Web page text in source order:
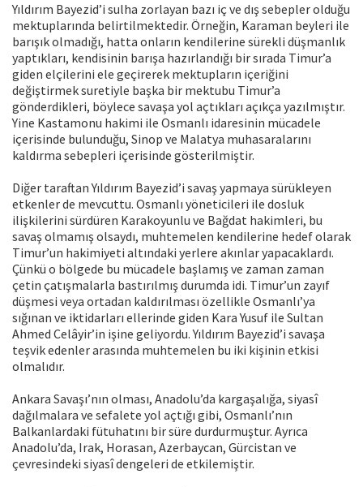
Yıldırım Bayezid’i sulha zorlayan bazı iç ve dış sebepler olduğu
mektuplarında belirtilmektedir. Örneğin, Karaman beyleri ile
barışık olmadığı, hatta onların kendilerine sürekli düşmanlık
yaptıkları, kendisinin barışa hazırlandığı bir sırada Timur’a
giden elçilerini ele geçirerek mektupların içeriğini
değiştirmek suretiyle başka bir mektubu Timur’a
gönderdikleri, böylece savaşa yol açtıkları açıkça yazılmıştır.
Yine Kastamonu hakimi ile Osmanlı idaresinin mücadele
içerisinde bulunduğu, Sinop ve Malatya muhasaralarını
kaldırma sebepleri içerisinde gösterilmiştir.
Diğer taraftan Yıldırım Bayezid’i savaş yapmaya sürükleyen
etkenler de mevcuttu. Osmanlı yöneticileri ile dosluk
ilişkilerini sürdüren Karakoyunlu ve Bağdat hakimleri, bu
savaş olmamış olsaydı, muhtemelen kendilerine hedef olarak
Timur’un hakimiyeti altındaki yerlere akınlar yapacaklardı.
Çünkü o bölgede bu mücadele başlamış ve zaman zaman
çetin çatışmalarla bastırılmış durumda idi. Timur’un zayıf
düşmesi veya ortadan kaldırılması özellikle Osmanlı’ya
sığınan ve iktidarları ellerinde giden Kara Yusuf ile Sultan
Ahmed Celâyir’in işine geliyordu. Yıldırım Bayezid’i savaşa
teşvik edenler arasında muhtemelen bu iki kişinin etkisi
olmalıdır.
Ankara Savaşı’nın olması, Anadolu’da kargaşalığa, siyasî
dağılmalara ve sefalete yol açtığı gibi, Osmanlı’nın
Balkanlardaki fütuhatını bir süre durdurmuştur. Ayrıca
Anadolu’da, Irak, Horasan, Azerbaycan, Gürcistan ve
çevresindeki siyasî dengeleri de etkilemiştir.